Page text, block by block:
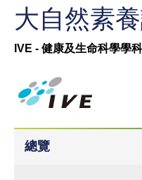
大自然素
IVE - 健康及生命科學學科
總覽